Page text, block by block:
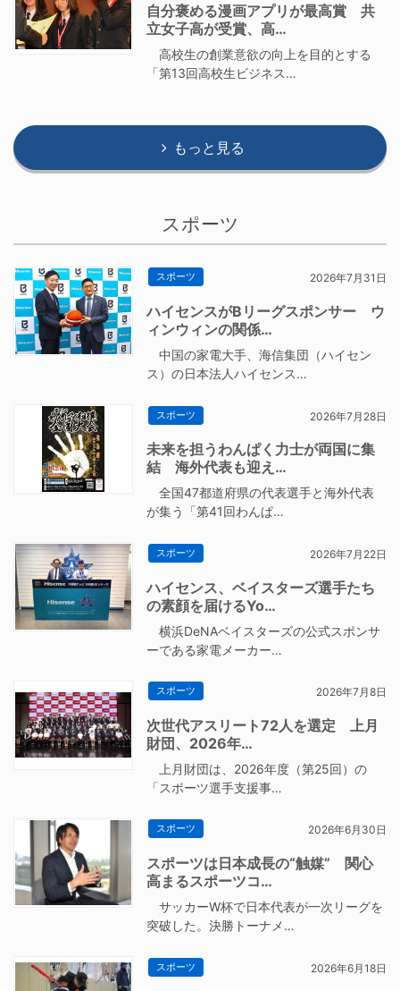
自分褒める漫画アプリが最高賞 共
立女子高が受賞、高…
高校生の創業意欲の向上を目的とする
「第13回高校生ビジネス…
もっと見る
スポーツ
スポーツ 2026年7月31日
ハイセンスがBリーグスポンサー ウ
ィンウィンの関係…
中国の家電大手、海信集団（ハイセン
ス）の日本法人ハイセンス…
スポーツ 2026年7月28日
未来を担うわんぱく力士が両国に集
結 海外代表も迎え…
全国47都道府県の代表選手と海外代表
が集う「第41回わんぱ…
スポーツ 2026年7月22日
ハイセンス、ベイスターズ選手たち
の素顔を届けるYo…
横浜DeNAベイスターズの公式スポンサ
ーである家電メーカー…
スポーツ 2026年7月8日
次世代アスリート72人を選定 上月
財団、2026年…
上月財団は、2026年度（第25回）の
「スポーツ選手支援事…
スポーツ 2026年6月30日
スポーツは日本成長の“触媒” 関心
高まるスポーツコ…
サッカーW杯で日本代表が一次リーグを
突破した。決勝トーナメ…
スポーツ 2026年6月18日